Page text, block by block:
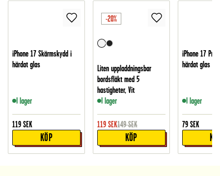
iPhone 17 Skärmskydd i
härdat glas
I lager
119 SEK
KÖP
-20%
Liten uppladdningsbar
bordsfläkt med 5
hastigheter, Vit
I lager
119 SEK149 SEK
KÖP
iPhone 17 Pro
härdat glas
I lager
79 SEK